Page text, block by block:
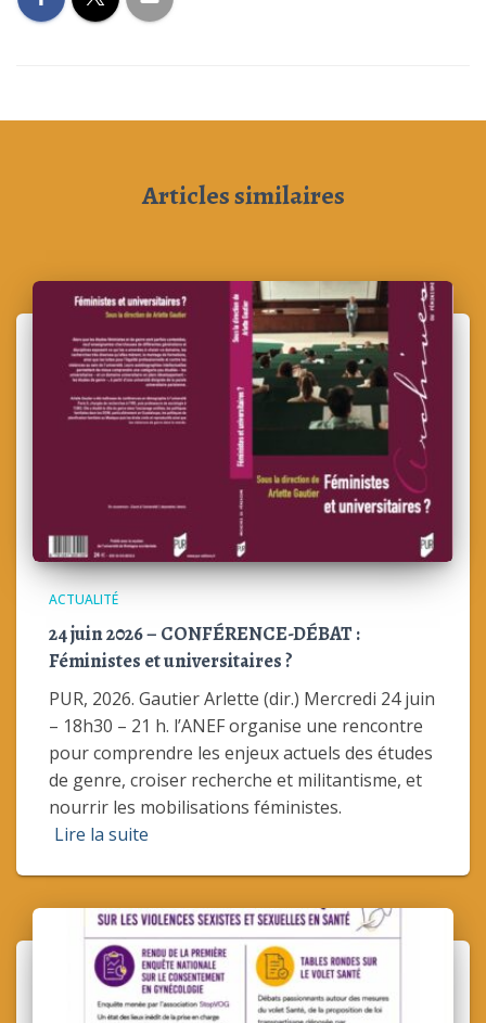
Articles similaires
ACTUALITÉ
24 juin 2026 – CONFÉRENCE-DÉBAT :
Féministes et universitaires ?
PUR, 2026. Gautier Arlette (dir.) Mercredi 24 juin
– 18h30 – 21 h. l’ANEF organise une rencontre
pour comprendre les enjeux actuels des études
de genre, croiser recherche et militantisme, et
nourrir les mobilisations féministes.
Lire la suite